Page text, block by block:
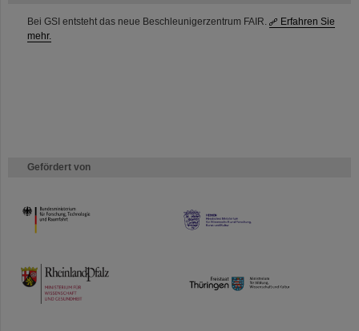
Bei GSI entsteht das neue Beschleunigerzentrum FAIR.
Erfahren Sie
mehr.
Gefördert von
HMWK
TMWWDG